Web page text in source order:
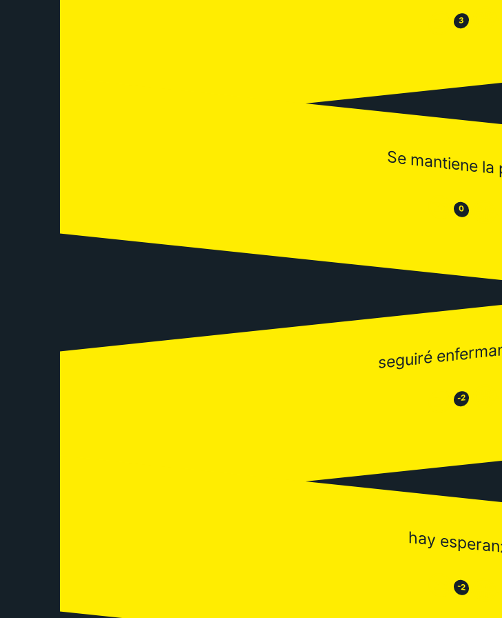
😒 3 😂
Se mantiene
😒 0 😂
seguiré
😒 -2 😂
hay
😒 -2 😂